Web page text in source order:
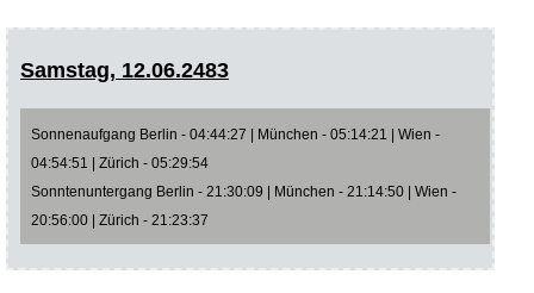
Samstag, 12.06.2483
Sonnenaufgang Berlin - 04:44:27 | München - 05:14:21 | Wien -
04:54:51 | Zürich - 05:29:54
Sonntenuntergang Berlin - 21:30:09 | München - 21:14:50 | Wien -
20:56:00 | Zürich - 21:23:37